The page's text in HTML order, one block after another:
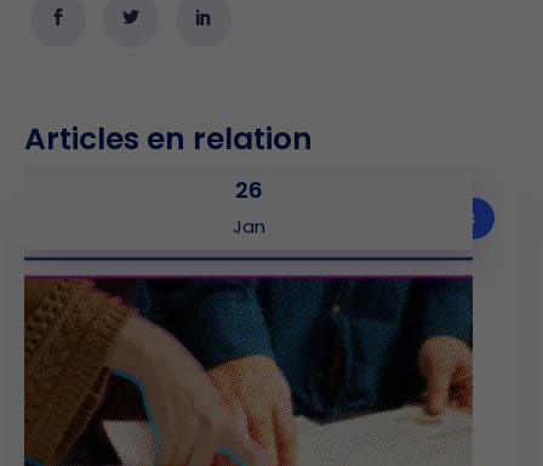
Articles en relation
26
Jan Articles